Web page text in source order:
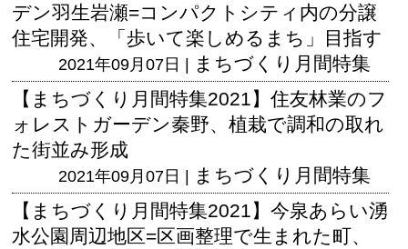
デン羽生岩瀬=コンパクトシティ内の分譲
住宅開発、「歩いて楽しめるまち」目指す
2021年09月07日 | まちづくり月間特集
【まちづくり月間特集2021】住友林業のフ
ォレストガーデン秦野、植栽で調和の取れ
た街並み形成
2021年09月07日 | まちづくり月間特集
【まちづくり月間特集2021】今泉あらい湧
水公園周辺地区=区画整理で生まれた町、